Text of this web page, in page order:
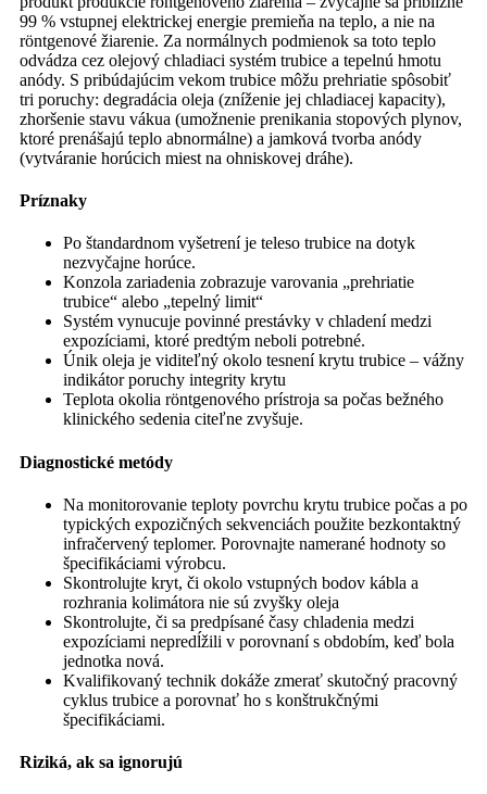
99 % vstupnej elektrickej energie premieňa na teplo, a nie na
röntgenové žiarenie. Za normálnych podmienok sa toto teplo
odvádza cez olejový chladiaci systém trubice a tepelnú hmotu
anódy. S pribúdajúcim vekom trubice môžu prehriatie spôsobiť
tri poruchy: degradácia oleja (zníženie jej chladiacej kapacity),
zhoršenie stavu vákua (umožnenie prenikania stopových plynov,
ktoré prenášajú teplo abnormálne) a jamková tvorba anódy
(vytváranie horúcich miest na ohniskovej dráhe).
Príznaky
Po štandardnom vyšetrení je teleso trubice na dotyk
nezvyčajne horúce.
Konzola zariadenia zobrazuje varovania „prehriatie
trubice“ alebo „tepelný limit“
Systém vynucuje povinné prestávky v chladení medzi
expozíciami, ktoré predtým neboli potrebné.
Únik oleja je viditeľný okolo tesnení krytu trubice – vážny
indikátor poruchy integrity krytu
Teplota okolia röntgenového prístroja sa počas bežného
klinického sedenia citeľne zvyšuje.
Diagnostické metódy
Na monitorovanie teploty povrchu krytu trubice počas a po
typických expozičných sekvenciách použite bezkontaktný
infračervený teplomer. Porovnajte namerané hodnoty so
špecifikáciami výrobcu.
Skontrolujte kryt, či okolo vstupných bodov kábla a
rozhrania kolimátora nie sú zvyšky oleja
Skontrolujte, či sa predpísané časy chladenia medzi
expozíciami nepredĺžili v porovnaní s obdobím, keď bola
jednotka nová.
Kvalifikovaný technik dokáže zmerať skutočný pracovný
cyklus trubice a porovnať ho s konštrukčnými
špecifikáciami.
Riziká, ak sa ignorujú